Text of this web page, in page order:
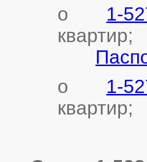
o 1-
квартир;
o 1-
квартир;